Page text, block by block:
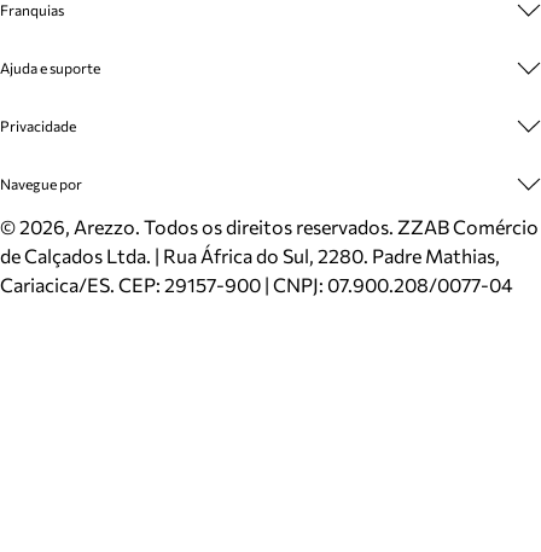
Cashback
Venda Corporativa
Mapa do Site
Inverno
Mundo Arezzo
Franquias
Plano de Negócio
Ajuda e suporte
Cadastro
Meus Pedidos
Trocas e Devoluções
Cartão Presente
Localizador de lojas
Privacidade
Politica e Privacidade
Navegue por
Sapatos
Bolsas
Scarpins
©2026, Arezzo. Todos os direitos reservados. ZZAB Comércio
de Calçados Ltda. | Rua África do Sul, 2280. Padre Mathias,
Cariacica/ES. CEP: 29157-900 | CNPJ: 07.900.208/0077-04